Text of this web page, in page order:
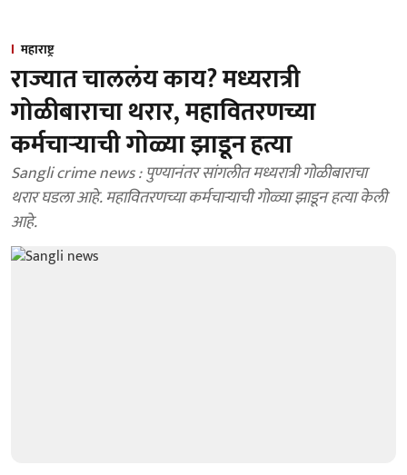
महाराष्ट्र
राज्यात चाललंय काय? मध्यरात्री
गोळीबाराचा थरार, महावितरणच्या
कर्मचार्‍याची गोळ्या झाडून हत्या
Sangli crime news : पुण्यानंतर सांगलीत मध्यरात्री गोळीबाराचा
थरार घडला आहे. महावितरणच्या कर्मचार्‍याची गोळ्या झाडून हत्या केली
आहे.